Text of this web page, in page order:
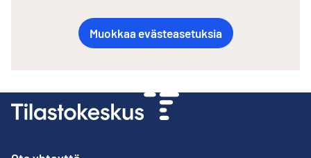
Muokkaa evästeasetuksia